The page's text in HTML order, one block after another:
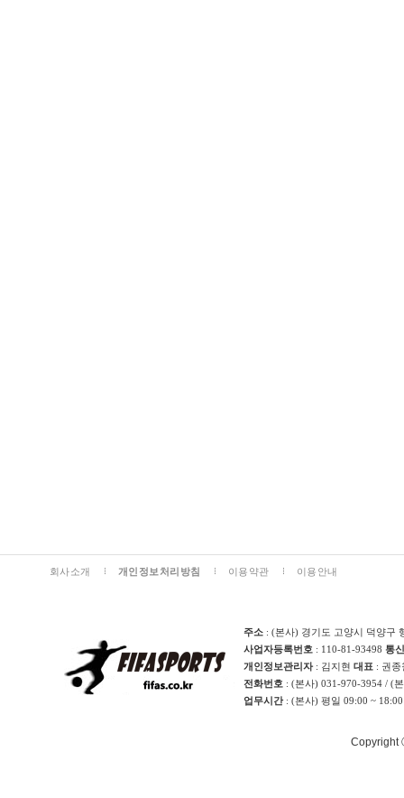
회사소개 개인정보처리방침 이용약관 이용안내
주소 : (본사) 경기도 고양시 덕양구
사업자등록번호 : 110-81-93498 통
개인정보관리자: 김지현 대표 : 권
전화번호 : (본사) 031-970-3954 / (
업무시간: (본사) 평일 09:00 ~